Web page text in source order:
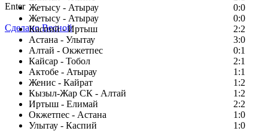
Жетысу - Атырау
0:0
Жетысу - Атырау
0:0
Каспий - Иртыш
2:2
Астана - Улытау
3:0
Алтай - Окжетпес
0:1
Кайсар - Тобол
2:1
Актобе - Атырау
1:1
Женис - Кайрат
1:2
Кызыл-Жар СК - Алтай
1:2
Иртыш - Елимай
2:2
Окжетпес - Астана
1:0
Улытау - Каспий
1:0
Enter
Сделано Весной